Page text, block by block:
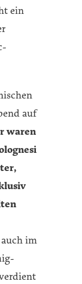
ein
auf
waren
im